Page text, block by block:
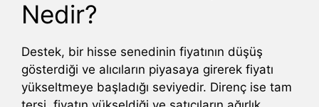
Nedir?
Destek, bir hisse senedinin fiyatının düşüş
gösterdiği ve alıcıların piyasaya girerek fiyatı
yükseltmeye başladığı seviyedir. Direnç ise tam